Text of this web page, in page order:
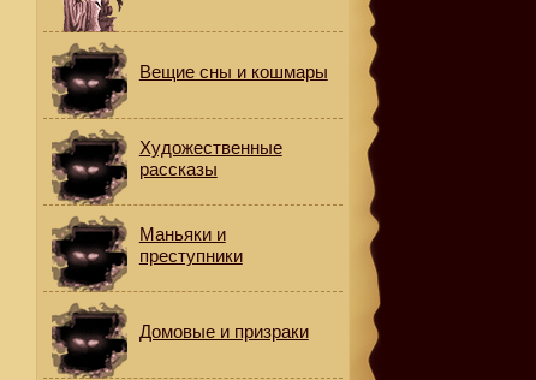
Вещие сны и кошмары
Художественные
рассказы
Маньяки и
преступники
Домовые и призраки